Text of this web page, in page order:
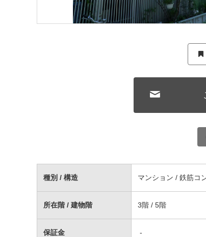
種別 / 構造 マンション / 鉄筋コ
所在階 / 建物階 3階 / 5階
保証金 -